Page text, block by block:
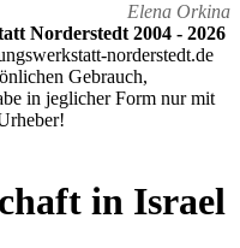
Elena Orkina
Norderstedt 2004 - 2026
norderstedt.de
Gebrauch,
in jeglicher Form nur mit
in Israel